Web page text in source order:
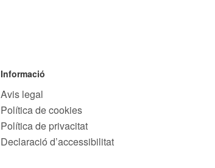
Informació
Avis legal
Política de cookies
Política de privacitat
Declaració d’accessibilitat